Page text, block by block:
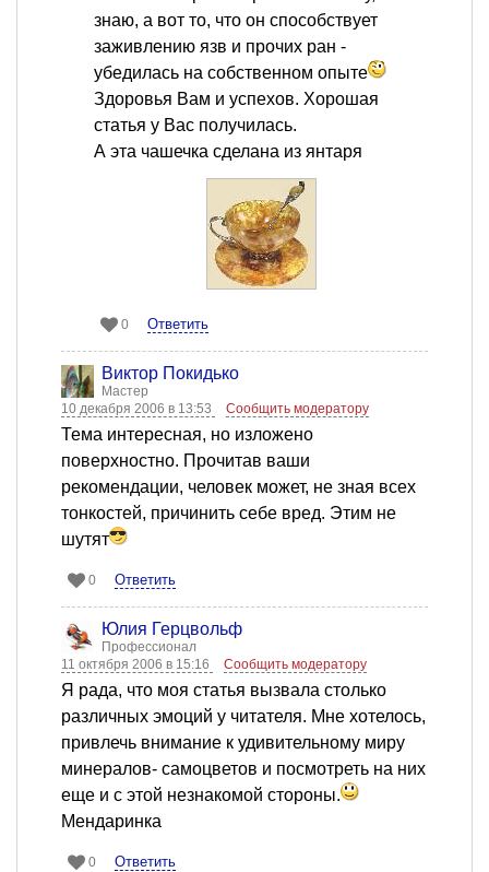
знаю, а вот то, что он способствует
заживлению язв и прочих ран -
убедилась на собственном опыте
Здоровья Вам и успехов. Хорошая
статья у Вас получилась.
А эта чашечка сделана из янтаря
0 Ответить
Виктор Покидько
Мастер
10 декабря 2006 в 13:53
Сообщить модератору
Тема интересная, но изложено
поверхностно. Прочитав ваши
рекомендации, человек может, не зная всех
тонкостей, причинить себе вред. Этим не
шутят
0 Ответить
Юлия Герцвольф
Профессионал
11 октября 2006 в 15:16
Сообщить модератору
Я рада, что моя статья вызвала столько
различных эмоций у читателя. Мне хотелось,
привлечь внимание к удивительному миру
минералов- самоцветов и посмотреть на них
еще и с этой незнакомой стороны.
Мендаринка
0 Ответить